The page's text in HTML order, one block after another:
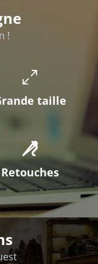
!
taille
Retouches